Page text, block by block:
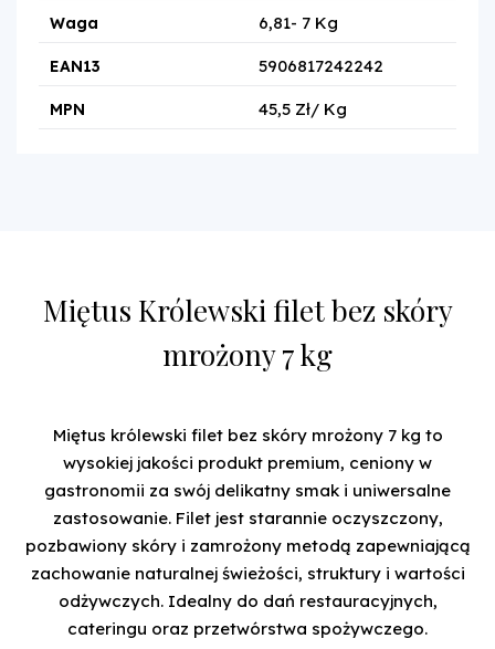
Waga 6,81- 7 Kg
EAN13 5906817242242
MPN 45,5 Zł/ Kg
Miętus Królewski filet bez skóry
mrożony 7 kg
Miętus królewski filet bez skóry mrożony 7 kg to
wysokiej jakości produkt premium, ceniony w
gastronomii za swój delikatny smak i uniwersalne
zastosowanie. Filet jest starannie oczyszczony,
pozbawiony skóry i zamrożony metodą zapewniającą
zachowanie naturalnej świeżości, struktury i wartości
odżywczych. Idealny do dań restauracyjnych,
cateringu oraz przetwórstwa spożywczego.